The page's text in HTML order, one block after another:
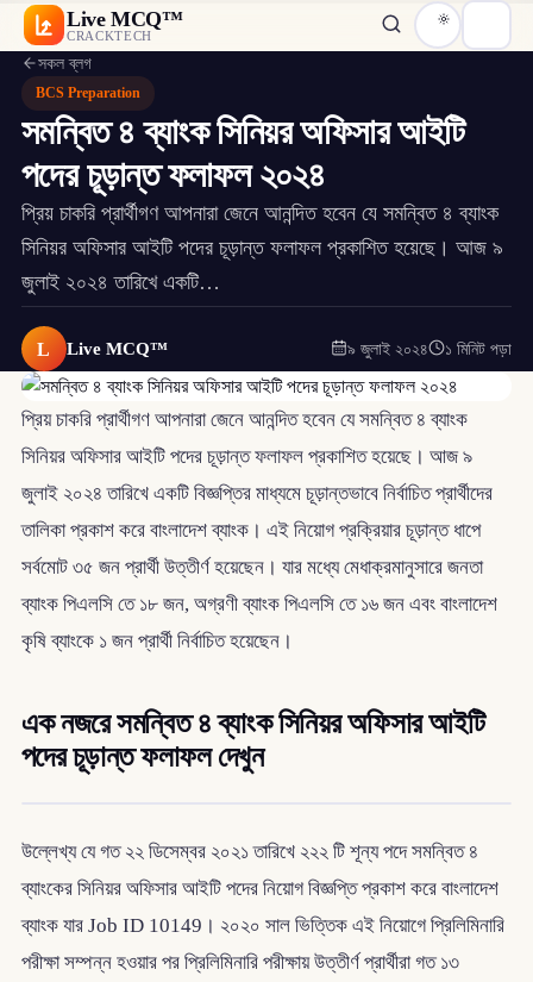
Live MCQ™
CRACKTECH
সকল ব্লগ
BCS Preparation
সমন্বিত ৪ ব্যাংক সিনিয়র অফিসার আইটি
পদের চূড়ান্ত ফলাফল ২০২৪
প্রিয় চাকরি প্রার্থীগণ আপনারা জেনে আনন্দিত হবেন যে সমন্বিত ৪ ব্যাংক
সিনিয়র অফিসার আইটি পদের চূড়ান্ত ফলাফল প্রকাশিত হয়েছে। আজ ৯
জুলাই ২০২৪ তারিখে একটি…
L Live MCQ™ ৯ জুলাই ২০২৪ ১ মিনিট পড়া
প্রিয় চাকরি প্রার্থীগণ আপনারা জেনে আনন্দিত হবেন যে সমন্বিত ৪ ব্যাংক
সিনিয়র অফিসার আইটি পদের চূড়ান্ত ফলাফল প্রকাশিত হয়েছে। আজ ৯
জুলাই ২০২৪ তারিখে একটি বিজ্ঞপ্তির মাধ্যমে চূড়ান্তভাবে নির্বাচিত প্রার্থীদের
তালিকা প্রকাশ করে বাংলাদেশ ব্যাংক। এই নিয়োগ প্রক্রিয়ার চূড়ান্ত ধাপে
সর্বমোট ৩৫ জন প্রার্থী উত্তীর্ণ হয়েছেন। যার মধ্যে মেধাক্রমানুসারে জনতা
ব্যাংক পিএলসি তে ১৮ জন, অগ্রণী ব্যাংক পিএলসি তে ১৬ জন এবং বাংলাদেশ
কৃষি ব্যাংকে ১ জন প্রার্থী নির্বাচিত হয়েছেন।
এক নজরে সমন্বিত ৪ ব্যাংক সিনিয়র অফিসার আইটি
পদের চূড়ান্ত ফলাফল দেখুন
উল্লেখ্য যে গত ২২ ডিসেম্বর ২০২১ তারিখে ২২২ টি শূন্য পদে সমন্বিত ৪
ব্যাংকের সিনিয়র অফিসার আইটি পদের নিয়োগ বিজ্ঞপ্তি প্রকাশ করে বাংলাদেশ
ব্যাংক যার Job ID 10149। ২০২০ সাল ভিত্তিক এই নিয়োগে প্রিলিমিনারি
পরীক্ষা সম্পন্ন হওয়ার পর প্রিলিমিনারি পরীক্ষায় উত্তীর্ণ প্রার্থীরা গত ১৩